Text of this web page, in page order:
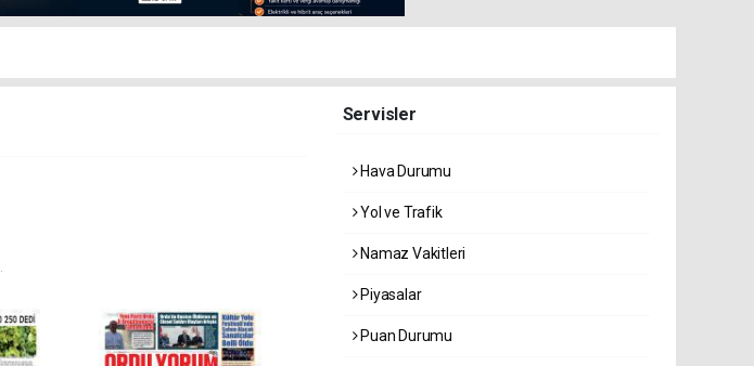
Servisler
Hava Durumu
Yol ve Trafik
Namaz Vakitleri
Piyasalar
Puan Durumu